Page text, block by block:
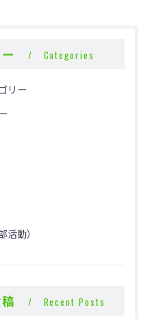
Categories
リー
活動）
Recent Posts